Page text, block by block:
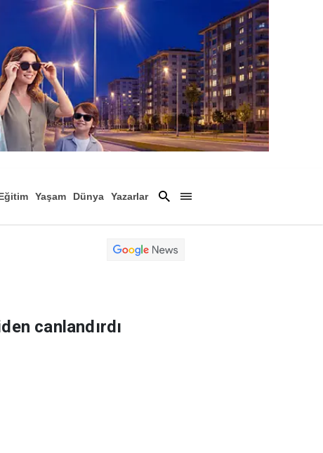
Yaşam
Dünya
Yazarlar
canlandırdı